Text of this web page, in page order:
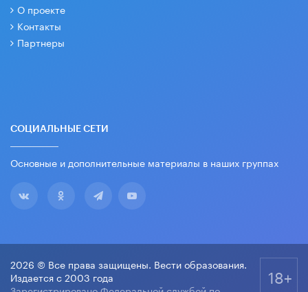
О проекте
Контакты
Партнеры
СОЦИАЛЬНЫЕ СЕТИ
Основные и дополнительные материалы в наших группах
2026 © Все права защищены. Вести образования.
Издается с 2003 года
18+